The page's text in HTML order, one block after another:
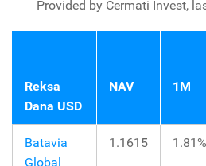
Provided by Cermati Invest,
Reksa
Dana USD
NAV 1M
Batavia
Global
1.1615 1.81%